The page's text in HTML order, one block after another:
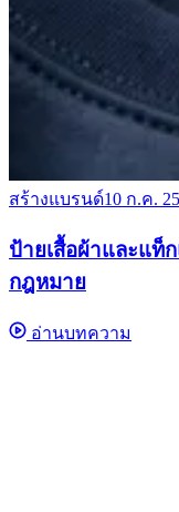
สร้างแบรนด์10 ก.ค.
ป้ายเสื้อผ้าและแท็
กฎหมาย
อ่านบทความ